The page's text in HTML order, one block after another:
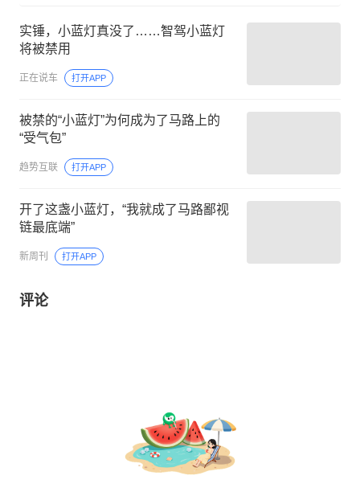
实锤，小蓝灯真没了……智驾小蓝灯
将被禁用
正在说车 打开APP
被禁的“小蓝灯”为何成为了马路上的
“受气包”
趋势互联 打开APP
开了这盏小蓝灯，“我就成了马路鄙视
链最底端”
新周刊 打开APP
评论